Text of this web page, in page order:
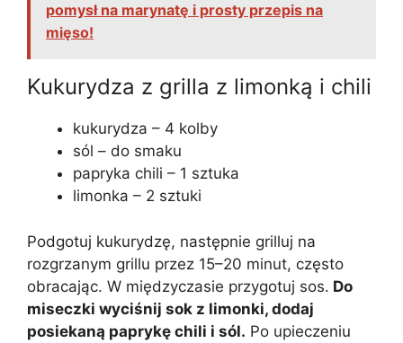
pomysł na marynatę i prosty przepis na
mięso!
Kukurydza z grilla z limonką i chili
kukurydza – 4 kolby
sól – do smaku
papryka chili – 1 sztuka
limonka – 2 sztuki
Podgotuj kukurydzę, następnie grilluj na
rozgrzanym grillu przez 15–20 minut, często
obracając. W międzyczasie przygotuj sos. Do
miseczki wyciśnij sok z limonki, dodaj
posiekaną paprykę chili i sól. Po upieczeniu